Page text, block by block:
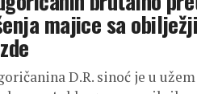
majice sa
D.R. sinoć je u